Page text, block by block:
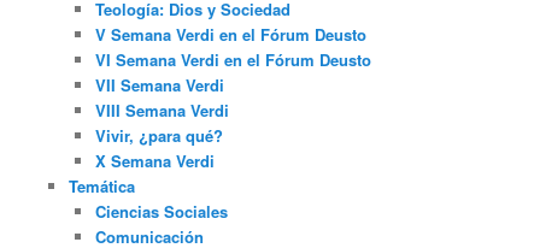
Teología: Dios y Sociedad
V Semana Verdi en el Fórum Deusto
VI Semana Verdi en el Fórum Deusto
VII Semana Verdi
VIII Semana Verdi
Vivir, ¿para qué?
X Semana Verdi
Temática
Ciencias Sociales
Comunicación